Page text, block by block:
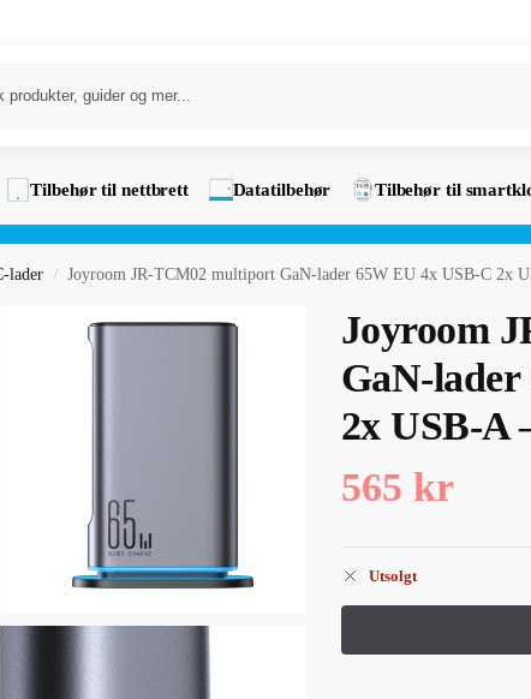
Tilbehør til nettbrett Datatilbehør Tilbehør til
lader / Joyroom JR-TCM02 multiport GaN-lader 65W EU 4x USB-C 2x
Joyroom
GaN-
2x USB-A
565 kr
Utsolgt